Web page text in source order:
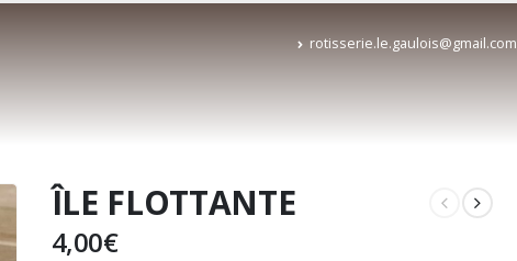
rotisserie.le.gaulois@gmail.com
ÎLE FLOTTANTE
4,00€